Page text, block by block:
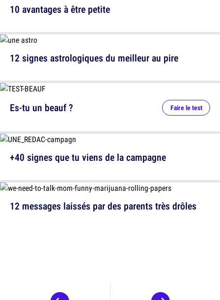
10 avantages à être petite
12 signes astrologiques du meilleur au pire
12 messages laissés par des parents très drôles
Es-tu un beauf ? Faire le test
+40 signes que tu viens de la campagne